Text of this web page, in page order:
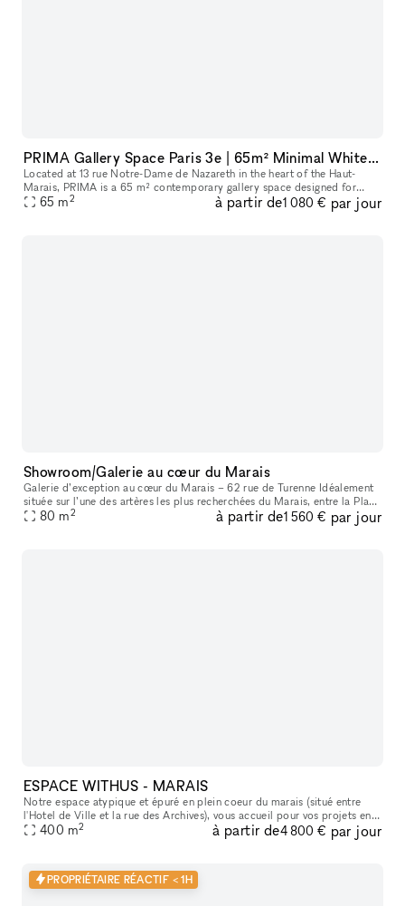
PRIMA Gallery Space Paris 3e | 65m² Minimal White Cube in Haut-Marais
Located at 13 rue Notre-Dame de Nazareth in the heart of the Haut-
Marais, PRIMA is a 65 m² contemporary gallery space designed for
exhibitions, pop-ups, showrooms, fashion presentations, castings, ev
65 m2 à partir de1 080 € par jour
Showroom/Galerie au cœur du Marais
Galerie d’exception au cœur du Marais – 62 rue de Turenne Idéalement
située sur l’une des artères les plus recherchées du Marais, entre la Place
des Vosges et la rue de Bretagne, la galerie bénéficie
80 m2 à partir de1 560 € par jour
ESPACE WITHUS - MARAIS
Notre espace atypique et épuré en plein coeur du marais (situé entre
l'Hotel de Ville et la rue des Archives), vous accueil pour vos projets en
tout genre : Shooting/tournage , défilé , showroom , pr
400 m2 à partir de4 800 € par jour
PROPRIÉTAIRE RÉACTIF < 1H